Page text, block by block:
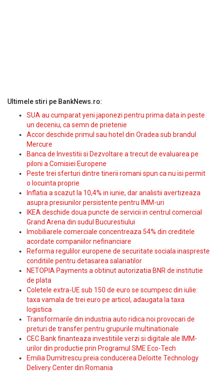
Ultimele stiri pe BankNews.ro:
SUA au cumparat yeni japonezi pentru prima data in peste
un deceniu, ca semn de prietenie
Accor deschide primul sau hotel din Oradea sub brandul
Mercure
Banca de Investitii si Dezvoltare a trecut de evaluarea pe
piloni a Comisiei Europene
Peste trei sferturi dintre tinerii romani spun ca nu isi permit
o locuinta proprie
Inflatia a scazut la 10,4% in iunie, dar analistii avertizeaza
asupra presiunilor persistente pentru IMM-uri
IKEA deschide doua puncte de servicii in centrul comercial
Grand Arena din sudul Bucurestiului
Imobiliarele comerciale concentreaza 54% din creditele
acordate companiilor nefinanciare
Reforma regulilor europene de securitate sociala inaspreste
conditiile pentru detasarea salariatilor
NETOPIA Payments a obtinut autorizatia BNR de institutie
de plata
Coletele extra-UE sub 150 de euro se scumpesc din iulie:
taxa vamala de trei euro pe articol, adaugata la taxa
logistica
Transformarile din industria auto ridica noi provocari de
preturi de transfer pentru grupurile multinationale
CEC Bank finanteaza investitiile verzi si digitale ale IMM-
urilor din productie prin Programul SME Eco-Tech
Emilia Dumitrescu preia conducerea Deloitte Technology
Delivery Center din Romania